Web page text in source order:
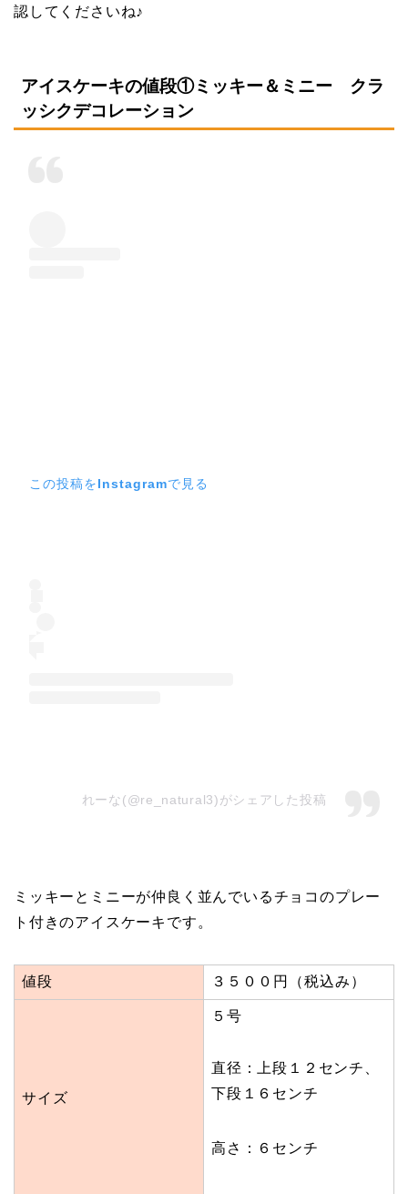
認してくださいね♪
アイスケーキの値段①ミッキー＆ミニー クラ
ッシクデコレーション
この投稿をInstagramで見る
れーな(@re_natural3)がシェアした投稿
ミッキーとミニーが仲良く並んでいるチョコのプレー
ト付きのアイスケーキです。
値段 ３５００円（税込み）
サイズ
５号
直径：上段１２センチ、
下段１６センチ
高さ：６センチ